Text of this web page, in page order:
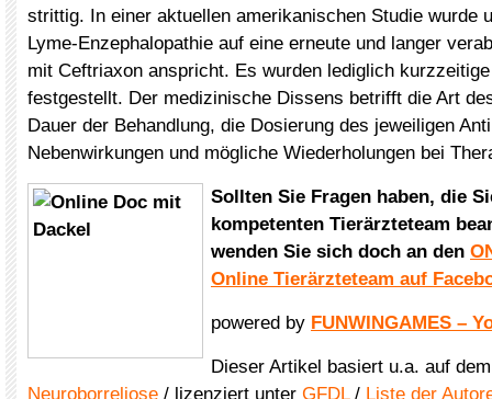
strittig. In einer aktuellen amerikanischen Studie wurde
Lyme-Enzephalopathie auf eine erneute und langer
mit Ceftriaxon anspricht. Es wurden lediglich
festgestellt. Der medizinische Dissens betrifft die Art
Dauer der Behandlung, die Dosierung des jeweiligen
Nebenwirkungen und mögliche Wiederholungen bei
Sollten Sie Fragen haben, die
kompetenten Tierärzteteam
wenden Sie sich doch an den
Online Tierärzteteam auf
powered by FUNWINGAMES –
Dieser Artikel basiert u.a. auf
Neuroborreliose / lizenziert unter GFDL/ Liste der